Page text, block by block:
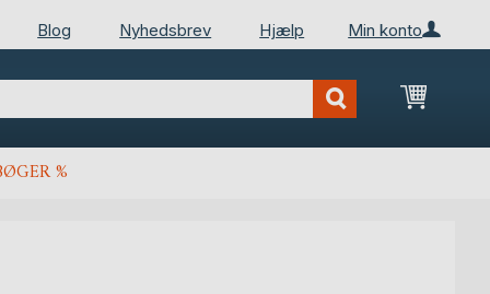
Min konto
Blog Nyhedsbrev Hjælp
Min
%